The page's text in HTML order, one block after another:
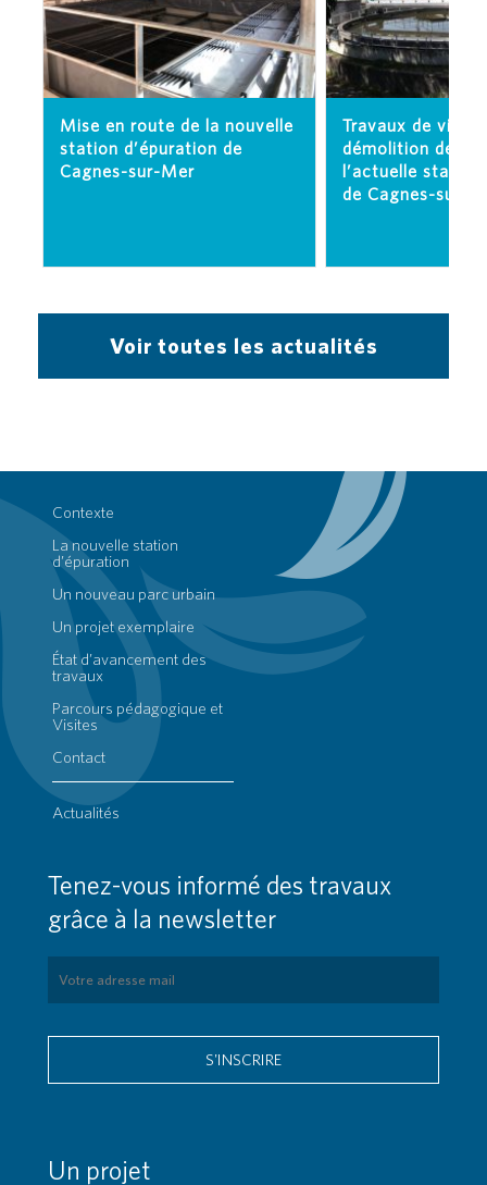
Mise en route de la nouvelle
station d’épuration de
Cagnes-sur-Mer
Travaux de
démolition des
l’actuelle station
de Cagnes-sur-
Voir toutes les actualités
Contexte
La nouvelle station
d’épuration
Un nouveau parc urbain
Un projet exemplaire
État d’avancement des
travaux
Parcours pédagogique et
Visites
Contact
Actualités
Tenez-vous informé des travaux
grâce à la newsletter
S'INSCRIRE
Un projet